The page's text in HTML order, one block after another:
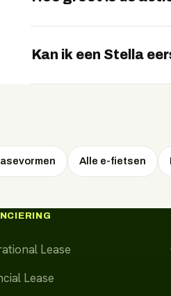
kilometer op één lading.
Kan ik een Stella
Alle e-fietsen
Lease
Lease